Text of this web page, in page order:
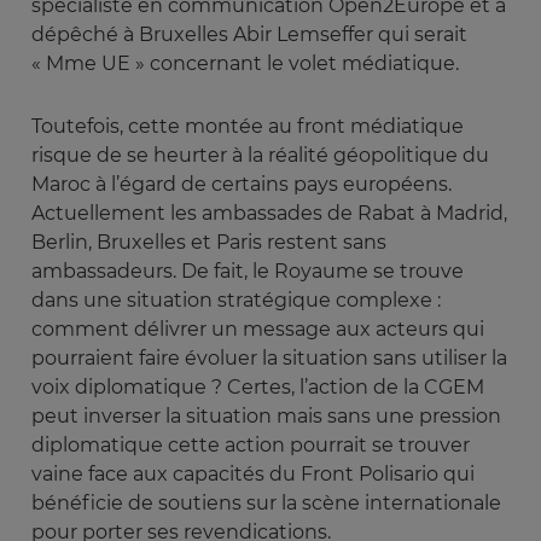
spécialiste en communication Open2Europe et a
dépêché à Bruxelles Abir Lemseffer qui serait
« Mme UE » concernant le volet médiatique.
Toutefois, cette montée au front médiatique
risque de se heurter à la réalité géopolitique du
Maroc à l’égard de certains pays européens.
Actuellement les ambassades de Rabat à Madrid,
Berlin, Bruxelles et Paris restent sans
ambassadeurs. De fait, le Royaume se trouve
dans une situation stratégique complexe :
comment délivrer un message aux acteurs qui
pourraient faire évoluer la situation sans utiliser la
voix diplomatique ? Certes, l’action de la CGEM
peut inverser la situation mais sans une pression
diplomatique cette action pourrait se trouver
vaine face aux capacités du Front Polisario qui
bénéficie de soutiens sur la scène internationale
pour porter ses revendications.